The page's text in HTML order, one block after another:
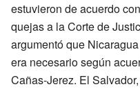
estuvieron de acuerdo
quejas a la Corte de
argumentó que
era necesario según
Cañas-Jerez. El